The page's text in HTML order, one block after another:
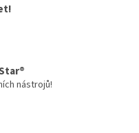
nástrojů!